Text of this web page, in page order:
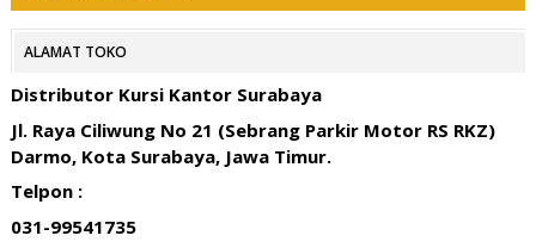
ALAMAT TOKO
Distributor Kursi Kantor Surabaya
Jl. Raya Ciliwung No 21 (Sebrang Parkir Motor RS RKZ)
Darmo, Kota Surabaya, Jawa Timur.
Telpon :
031-99541735